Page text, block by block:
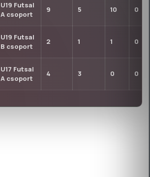
U19 Futsal
A csoport
9 5 10 0
U19 Futsal
B csoport
2 1 1 0
U17 Futsal
A csoport
4 3 0 0